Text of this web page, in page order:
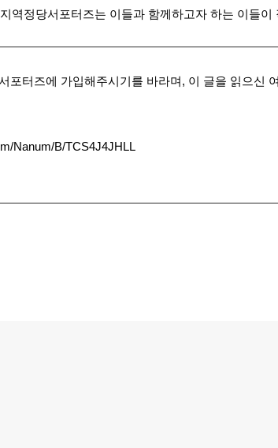
역정당서포터즈는 이들과 함께하고자 하는 이들
포터즈에 가입해주시기를 바라며, 이 글을 읽으신
Nanum/B/TCS4J4JHLL